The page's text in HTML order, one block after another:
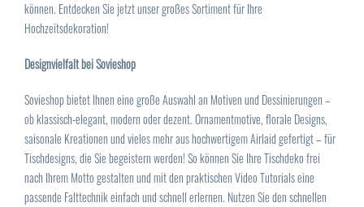
können. Entdecken Sie jetzt unser großes Sortiment für Ihre
Hochzeitsdekoration!
Designvielfalt bei Sovieshop
Sovieshop bietet Ihnen eine große Auswahl an Motiven und Dessinierungen –
ob klassisch-elegant, modern oder dezent. Ornamentmotive, florale Designs,
saisonale Kreationen und vieles mehr aus hochwertigem Airlaid gefertigt – für
Tischdesigns, die Sie begeistern werden! So können Sie Ihre Tischdeko frei
nach Ihrem Motto gestalten und mit den praktischen Video Tutorials eine
passende Falttechnik einfach und schnell erlernen. Nutzen Sie den schnellen